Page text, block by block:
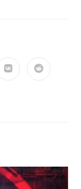
Opens Opens